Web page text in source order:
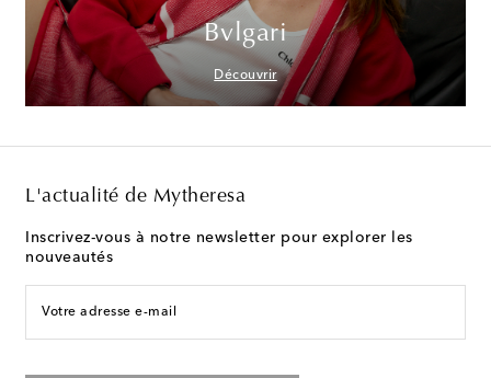
Bvlgari
Découvrir
L'actualité de Mytheresa
Inscrivez-vous à notre newsletter pour explorer les
nouveautés
Votre adresse e-mail